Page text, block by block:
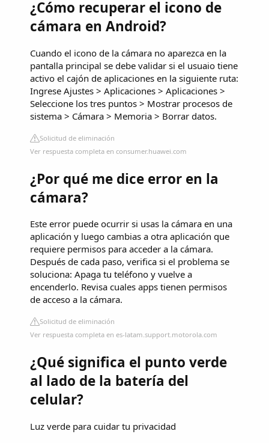
¿Cómo recuperar el icono de
cámara en Android?
Cuando el icono de la cámara no aparezca en la
pantalla principal se debe validar si el usuaio tiene
activo el cajón de aplicaciones en la siguiente ruta:
Ingrese Ajustes > Aplicaciones > Aplicaciones >
Seleccione los tres puntos > Mostrar procesos de
sistema > Cámara > Memoria > Borrar datos.
Solicitud de eliminación
Ver respuesta completa en consumer.huawei.com
¿Por qué me dice error en la
cámara?
Este error puede ocurrir si usas la cámara en una
aplicación y luego cambias a otra aplicación que
requiere permisos para acceder a la cámara.
Después de cada paso, verifica si el problema se
soluciona: Apaga tu teléfono y vuelve a
encenderlo. Revisa cuales apps tienen permisos
de acceso a la cámara.
Solicitud de eliminación
Ver respuesta completa en es-latam.support.motorola.com
¿Qué significa el punto verde
al lado de la batería del
celular?
Luz verde para cuidar tu privacidad